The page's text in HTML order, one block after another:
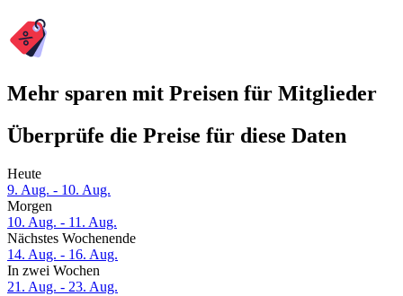
Mehr sparen mit Preisen für Mitglieder
Überprüfe die Preise für diese Daten
Heute
9. Aug. - 10. Aug.
Morgen
10. Aug. - 11. Aug.
Nächstes Wochenende
14. Aug. - 16. Aug.
In zwei Wochen
21. Aug. - 23. Aug.